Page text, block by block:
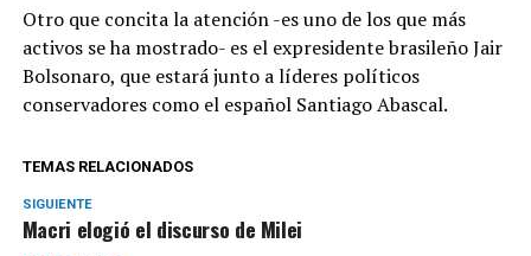
Otro que concita la atención -es uno de los que más
activos se ha mostrado- es el expresidente brasileño Jair
Bolsonaro, que estará junto a líderes políticos
conservadores como el español Santiago Abascal.
TEMAS RELACIONADOS
SIGUIENTE
Macri elogió el discurso de Milei